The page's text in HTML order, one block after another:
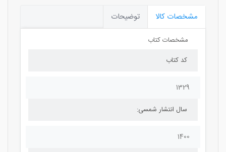
مشخصات کالا توضیحات
مشخصات کتاب
کد کتاب
1329
سال انتشار شمسی:
1400